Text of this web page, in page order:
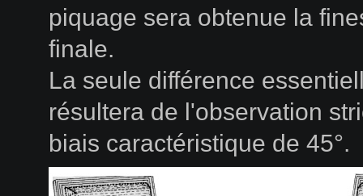
piquage sera obtenue la
finale.
La seule différence
résultera de l'observation
biais caractéristique de 45°.